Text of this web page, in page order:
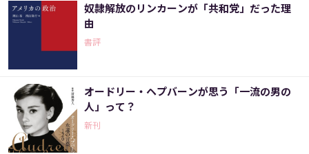
奴隷解放のリンカーンが「共和党」だった理
由
書評
オードリー・ヘプバーンが思う「一流の男の
人」って？
新刊